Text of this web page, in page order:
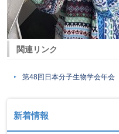
関連リンク
第48回日本分子生物学会年会
新着情報